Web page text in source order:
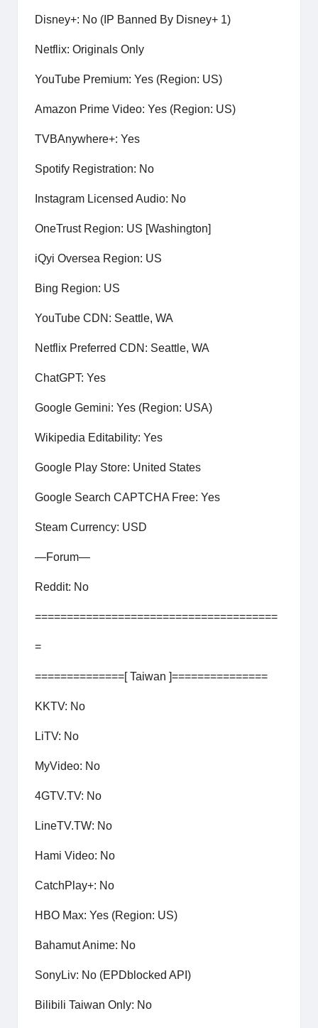
Disney+: No (IP Banned By Disney+ 1)
Netflix: Originals Only
YouTube Premium: Yes (Region: US)
Amazon Prime Video: Yes (Region: US)
TVBAnywhere+: Yes
Spotify Registration: No
Instagram Licensed Audio: No
OneTrust Region: US [Washington]
iQyi Oversea Region: US
Bing Region: US
YouTube CDN: Seattle, WA
Netflix Preferred CDN: Seattle, WA
ChatGPT: Yes
Google Gemini: Yes (Region: USA)
Wikipedia Editability: Yes
Google Play Store: United States
Google Search CAPTCHA Free: Yes
Steam Currency: USD
—Forum—
Reddit: No
======================================
=
==============[ Taiwan ]===============
KKTV: No
LiTV: No
MyVideo: No
4GTV.TV: No
LineTV.TW: No
Hami Video: No
CatchPlay+: No
HBO Max: Yes (Region: US)
Bahamut Anime: No
SonyLiv: No (EPDblocked API)
Bilibili Taiwan Only: No